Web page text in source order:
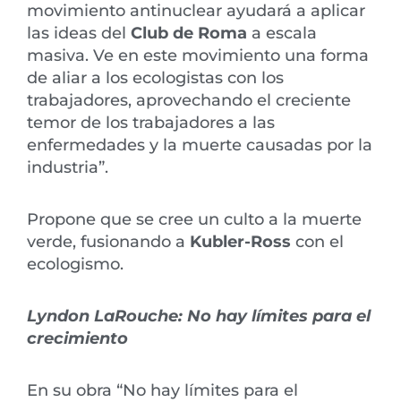
movimiento antinuclear ayudará a aplicar
las ideas del Club de Roma a escala
masiva. Ve en este movimiento una forma
de aliar a los ecologistas con los
trabajadores, aprovechando el creciente
temor de los trabajadores a las
enfermedades y la muerte causadas por la
industria”.
Propone que se cree un culto a la muerte
verde, fusionando a Kubler-Ross con el
ecologismo.
Lyndon LaRouche: No hay límites para el
crecimiento
En su obra “No hay límites para el